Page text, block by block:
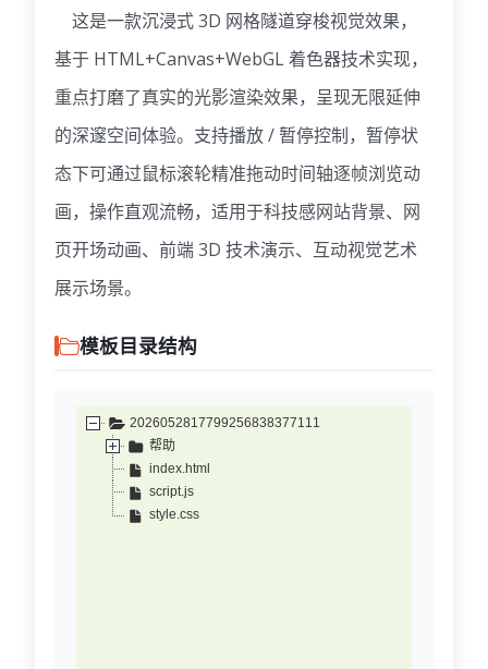
这是一款沉浸式 3D 网格隧道穿梭视觉效果，
基于 HTML+Canvas+WebGL 着色器技术实现，
重点打磨了真实的光影渲染效果，呈现无限延伸
的深邃空间体验。支持播放 / 暂停控制，暂停状
态下可通过鼠标滚轮精准拖动时间轴逐帧浏览动
画，操作直观流畅，适用于科技感网站背景、网
页开场动画、前端 3D 技术演示、互动视觉艺术
展示场景。
模板目录结构
2026052817799256838377111
帮助
index.html
script.js
style.css